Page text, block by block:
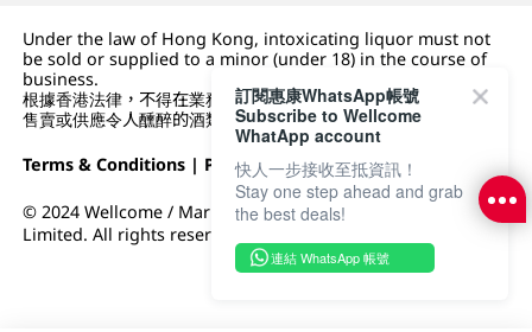
Under the law of Hong Kong, intoxicating liquor must not
be sold or supplied to a minor (under 18) in the course of
business.
根據香港法律，不得在業務過程中，向未成年人 (18 歲以下人士)
售賣或供應令人醺醉的酒類。
Terms & Conditions | Privacy Policy|DFI Retail Group
© 2024 Wellcome / Market Place. The Dairy Farm Company
Limited. All rights reserved.
訂閱惠康WhatsApp帳號
Subscribe to Wellcome
WhatApp account
快人一步接收至抵資訊！
Stay one step ahead and grab
the best deals!
連結 WhatsApp 帳號